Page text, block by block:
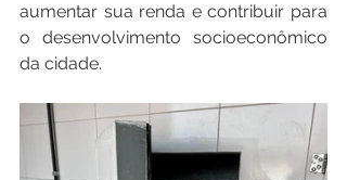
aumentar sua renda e contribuir para
o desenvolvimento socioeconômico
da cidade.